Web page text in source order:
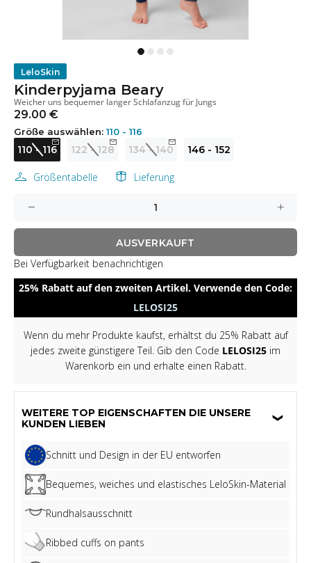
LeloSkin
Kinderpyjama Beary
Weicher uns bequemer langer Schlafanzug für Jungs
29.00 €
Größe auswählen: 110 - 116
110 - 116 122 - 128 134 - 140 146 - 152
Größentabelle Lieferung
AUSVERKAUFT
Bei Verfügbarkeit benachrichtigen
25% Rabatt auf den zweiten Artikel. Verwende den Code:
LELOSI25
Wenn du mehr Produkte kaufst, erhältst du 25% Rabatt auf
jedes zweite günstigere Teil. Gib den Code LELOSI25 im
Warenkorb ein und erhalte einen Rabatt.
WEITERE TOP EIGENSCHAFTEN DIE UNSERE
KUNDEN LIEBEN
Schnitt und Design in der EU entworfen
Bequemes, weiches und elastisches LeloSkin-Material
Rundhalsausschnitt
Ribbed cuffs on pants